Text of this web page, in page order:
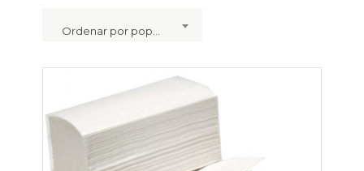
Ordenar por popularidad